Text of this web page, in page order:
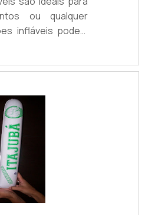
ou qualquer
infláveis podem
o ambiente muito
seus modelos
formatos. Eles
em conjunto com
outdoors ou